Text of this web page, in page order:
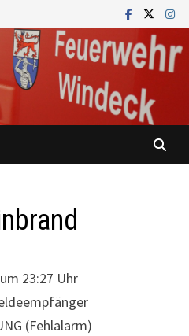
23:27 Uhr
(Fehlalarm)